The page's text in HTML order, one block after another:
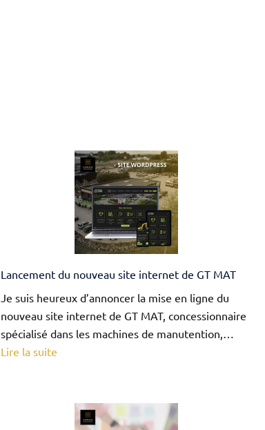
Lancement du nouveau site internet de GT MAT
Je suis heureux d’annoncer la mise en ligne du
nouveau site internet de GT MAT, concessionnaire
spécialisé dans les machines de manutention,…
Lire la suite
nouveau
site